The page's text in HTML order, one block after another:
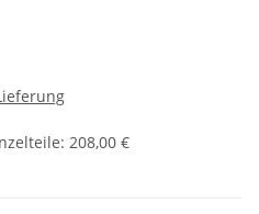
: 208,00 €